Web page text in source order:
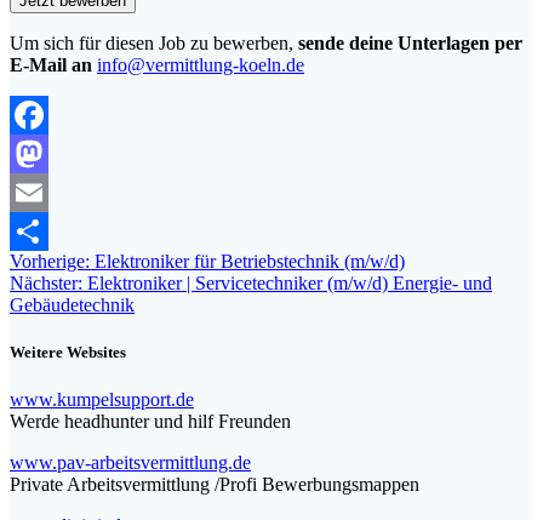
Um sich für diesen Job zu bewerben, sende deine Unterlagen per
E-Mail an info@vermittlung-koeln.de
Facebook
Mastodon
Email
Teilen
Beitragsnavigation
Vorherige: Vorheriger
Beitrag:
Elektroniker für Betriebstechnik (m/w/d)
Nächster: Nächster
Beitrag:
Elektroniker | Servicetechniker (m/w/d) Energie- und
Gebäudetechnik
Weitere Websites
www.kumpelsupport.de
Werde headhunter und hilf Freunden
www.pav-arbeitsvermittlung.de
Private Arbeitsvermittlung /Profi Bewerbungsmappen